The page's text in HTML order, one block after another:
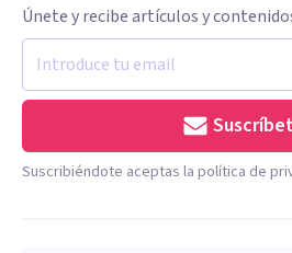
Únete y recibe artículos y
Suscribiéndote aceptas la política de